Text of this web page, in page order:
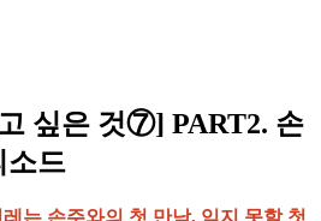
싶은 것⑦] PART2. 손
소드